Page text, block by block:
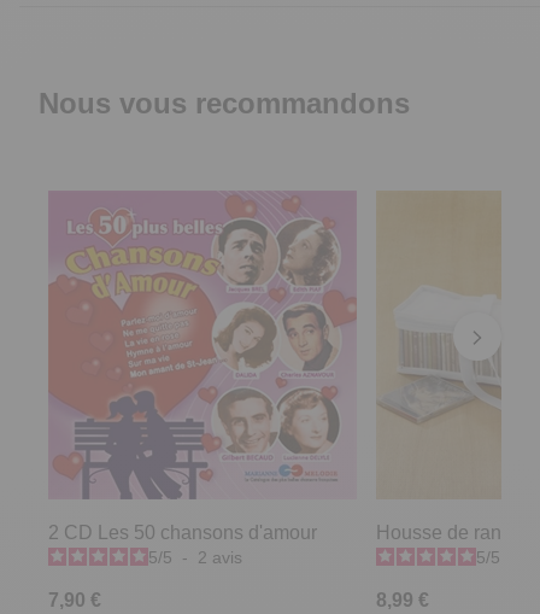
Nous vous recommandons
2 CD Les 50 chansons d'amour
5/5 - 2 avis
7,90 €
Housse de
5/5
8,99 €